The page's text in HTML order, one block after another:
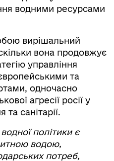
водними ресурсами
вирішальний
вона продовжує
управління
та
одночасно
агресії росії у
санітарії.
політики є
водою,
потреб,